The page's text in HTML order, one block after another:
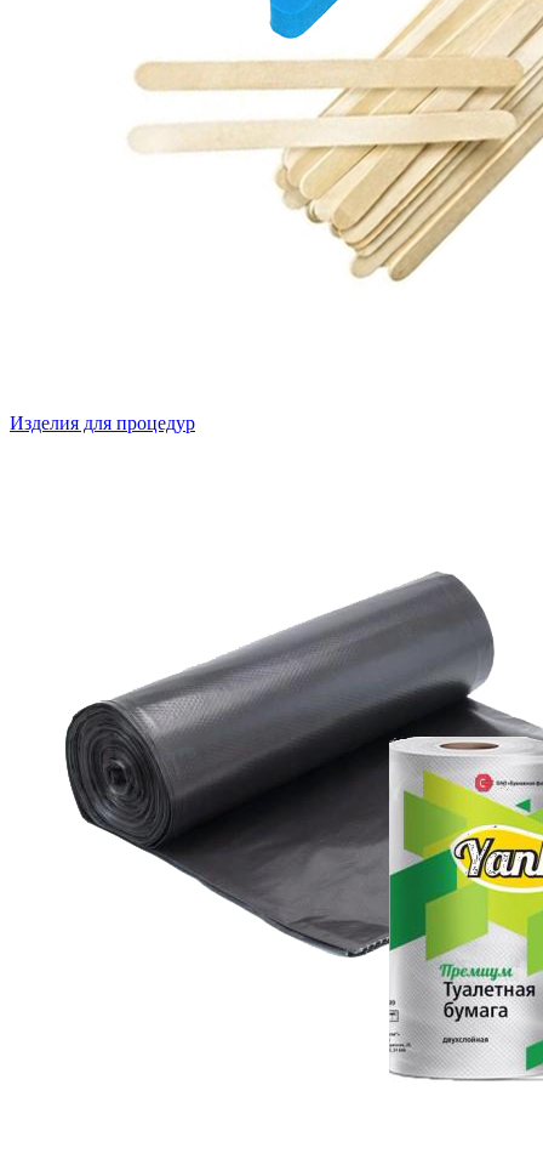
Изделия для процедур